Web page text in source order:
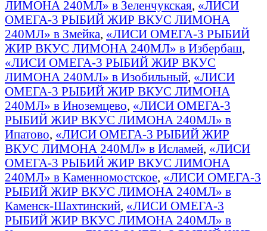
ЛИМОНА 240МЛ» в Зеленчукская, «ЛИСИ
ОМЕГА-3 РЫБИЙ ЖИР ВКУС ЛИМОНА
240МЛ» в Змейка, «ЛИСИ ОМЕГА-3 РЫБИЙ
ЖИР ВКУС ЛИМОНА 240МЛ» в Избербаш,
«ЛИСИ ОМЕГА-3 РЫБИЙ ЖИР ВКУС
ЛИМОНА 240МЛ» в Изобильный, «ЛИСИ
ОМЕГА-3 РЫБИЙ ЖИР ВКУС ЛИМОНА
240МЛ» в Иноземцево, «ЛИСИ ОМЕГА-3
РЫБИЙ ЖИР ВКУС ЛИМОНА 240МЛ» в
Ипатово, «ЛИСИ ОМЕГА-3 РЫБИЙ ЖИР
ВКУС ЛИМОНА 240МЛ» в Исламей, «ЛИСИ
ОМЕГА-3 РЫБИЙ ЖИР ВКУС ЛИМОНА
240МЛ» в Каменномостское, «ЛИСИ ОМЕГА-3
РЫБИЙ ЖИР ВКУС ЛИМОНА 240МЛ» в
Каменск-Шахтинский, «ЛИСИ ОМЕГА-3
РЫБИЙ ЖИР ВКУС ЛИМОНА 240МЛ» в